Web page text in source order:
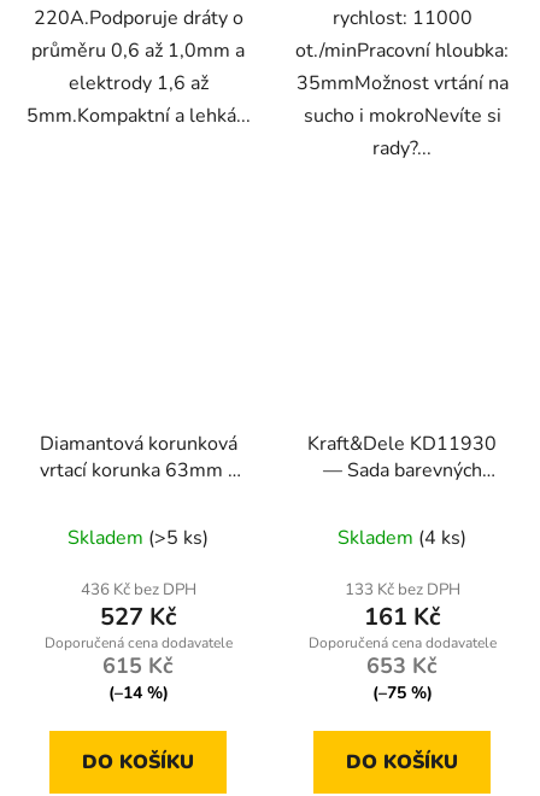
220A.Podporuje dráty o
průměru 0,6 až 1,0mm a
elektrody 1,6 až
5mm.Kompaktní a lehká...
rychlost: 11000
ot./minPracovní hloubka:
35mmMožnost vrtání na
sucho i mokroNevíte si
rady?...
Diamantová korunková
vrtací korunka 63mm x
Skladem (>5 ks)
436 Kč bez DPH
527 Kč
615 Kč
(–14 %)
DO KOŠÍKU
Kraft&Dele KD11930
— Sada barevných
T50), CRV ocel
Skladem (4 ks)
133 Kč bez DPH
161 Kč
653 Kč
(–75 %)
DO KOŠÍKU